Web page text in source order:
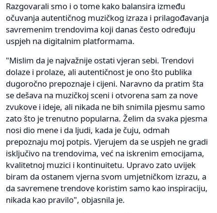
Razgovarali smo i o tome kako balansira između
očuvanja autentičnog muzičkog izraza i prilagođavanja
savremenim trendovima koji danas često određuju
uspjeh na digitalnim platformama.
"Mislim da je najvažnije ostati vjeran sebi. Trendovi
dolaze i prolaze, ali autentičnost je ono što publika
dugoročno prepoznaje i cijeni. Naravno da pratim šta
se dešava na muzičkoj sceni i otvorena sam za nove
zvukove i ideje, ali nikada ne bih snimila pjesmu samo
zato što je trenutno popularna. Želim da svaka pjesma
nosi dio mene i da ljudi, kada je čuju, odmah
prepoznaju moj potpis. Vjerujem da se uspjeh ne gradi
isključivo na trendovima, već na iskrenim emocijama,
kvalitetnoj muzici i kontinuitetu. Upravo zato uvijek
biram da ostanem vjerna svom umjetničkom izrazu, a
da savremene trendove koristim samo kao inspiraciju,
nikada kao pravilo", objasnila je.